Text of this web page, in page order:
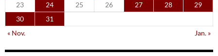
23
24 25 26 27 28
29
30
31
« Nov.
Jan. »